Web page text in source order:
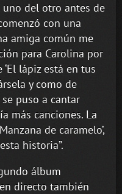
del otro antes de
con una
amiga común me
para Carolina por
lápiz está en tus
y como de
puso a cantar
más canciones. La
de caramelo’,
historia”.
álbum
directo también